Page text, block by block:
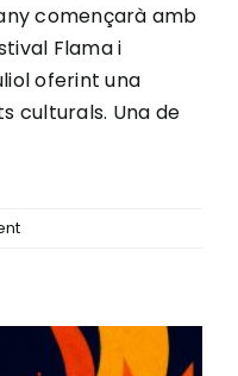
començarà amb
Flama i
oferint una
culturals. Una de